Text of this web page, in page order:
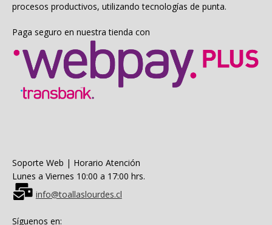
procesos productivos, utilizando tecnologías de punta.
Paga seguro en nuestra tienda con
Soporte Web | Horario Atención
Lunes a Viernes 10:00 a 17:00 hrs.
info@toallaslourdes.cl
Síguenos en: